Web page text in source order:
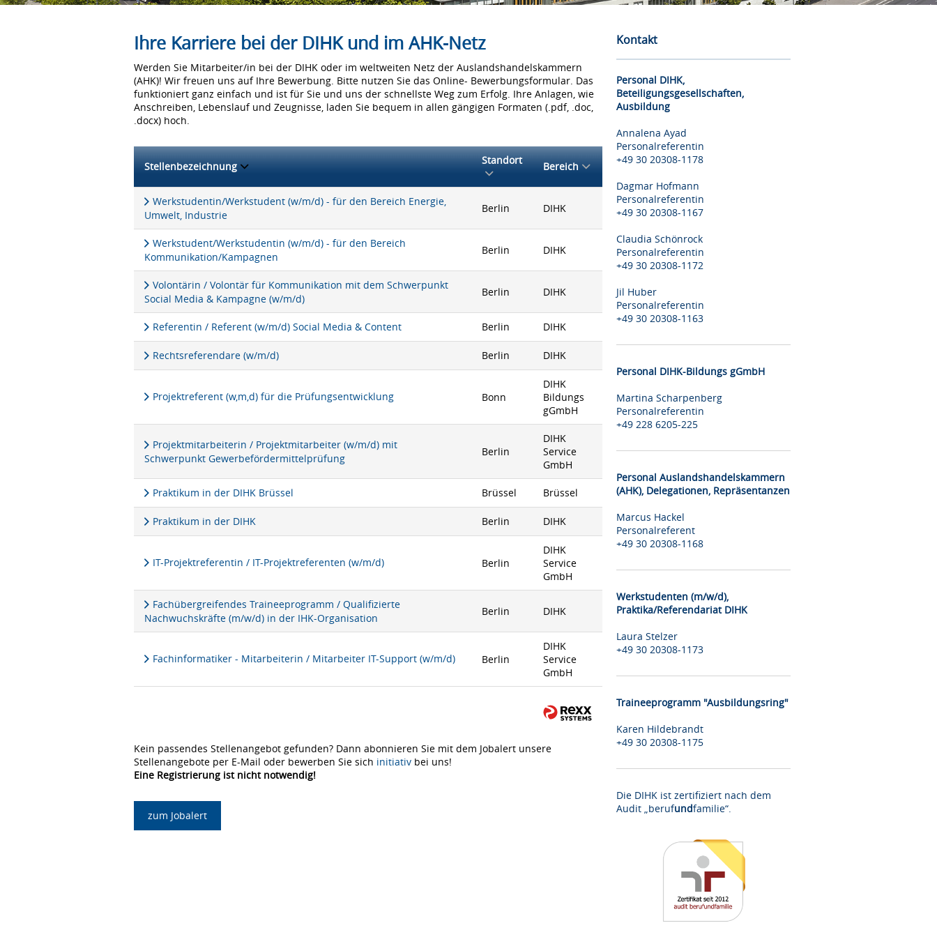
Ihre Karriere bei der DIHK und im AHK-Netz
Werden Sie Mitarbeiter/in bei der DIHK oder im weltweiten Netz der Auslandshandelskammern
(AHK)! Wir freuen uns auf Ihre Bewerbung. Bitte nutzen Sie das Online- Bewerbungsformular. Das
funktioniert ganz einfach und ist für Sie und uns der schnellste Weg zum Erfolg. Ihre Anlagen, wie
Anschreiben, Lebenslauf und Zeugnisse, laden Sie bequem in allen gängigen Formaten (.pdf, .doc,
.docx) hoch.
Stellenbezeichnung Standort Bereich
Werkstudentin/Werkstudent (w/m/d) - für den Bereich Energie,
Umwelt, Industrie
Berlin DIHK
Werkstudent/Werkstudentin (w/m/d) - für den Bereich
Kommunikation/Kampagnen
Berlin DIHK
Volontärin / Volontär für Kommunikation mit dem Schwerpunkt
Social Media & Kampagne (w/m/d)
Berlin DIHK
Referentin / Referent (w/m/d) Social Media & Content Berlin DIHK
Rechtsreferendare (w/m/d) Berlin DIHK
Projektreferent (w,m,d) für die Prüfungsentwicklung Bonn
DIHK
Bildungs
gGmbH
Projektmitarbeiterin / Projektmitarbeiter (w/m/d) mit
Schwerpunkt Gewerbefördermittelprüfung
Berlin
DIHK
Service
GmbH
Praktikum in der DIHK Brüssel Brüssel Brüssel
Praktikum in der DIHK Berlin DIHK
IT-Projektreferentin / IT-Projektreferenten (w/m/d) Berlin
DIHK
Service
GmbH
Fachübergreifendes Traineeprogramm / Qualifizierte
Nachwuchskräfte (m/w/d) in der IHK-Organisation
Berlin DIHK
Fachinformatiker - Mitarbeiterin / Mitarbeiter IT-Support (w/m/d) Berlin
DIHK
Service
GmbH
Kein passendes Stellenangebot gefunden? Dann abonnieren Sie mit dem Jobalert unsere
Stellenangebote per E-Mail oder bewerben Sie sich initiativ bei uns!
Eine Registrierung ist nicht notwendig!
zum Jobalert
Kontakt
Personal DIHK,
Beteiligungsgesellschaften,
Ausbildung
Annalena Ayad
Personalreferentin
+49 30 20308-1178
Dagmar Hofmann
Personalreferentin
+49 30 20308-1167
Claudia Schönrock
Personalreferentin
+49 30 20308-1172
Jil Huber
Personalreferentin
+49 30 20308-1163
Personal DIHK-Bildungs gGmbH
Martina Scharpenberg
Personalreferentin
+49 228 6205-225
Personal Auslandshandelskammern
(AHK), Delegationen, Repräsentanzen
Marcus Hackel
Personalreferent
+49 30 20308-1168
Werkstudenten (m/w/d),
Praktika/Referendariat DIHK
Laura Stelzer
+49 30 20308-1173
Traineeprogramm "Ausbildungsring"
Karen Hildebrandt
+49 30 20308-1175
Die DIHK ist zertifiziert nach dem
Audit „berufundfamilie“.